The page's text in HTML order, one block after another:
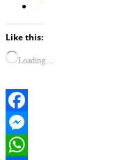
Like this:
Loading…
Facebook
Messenger